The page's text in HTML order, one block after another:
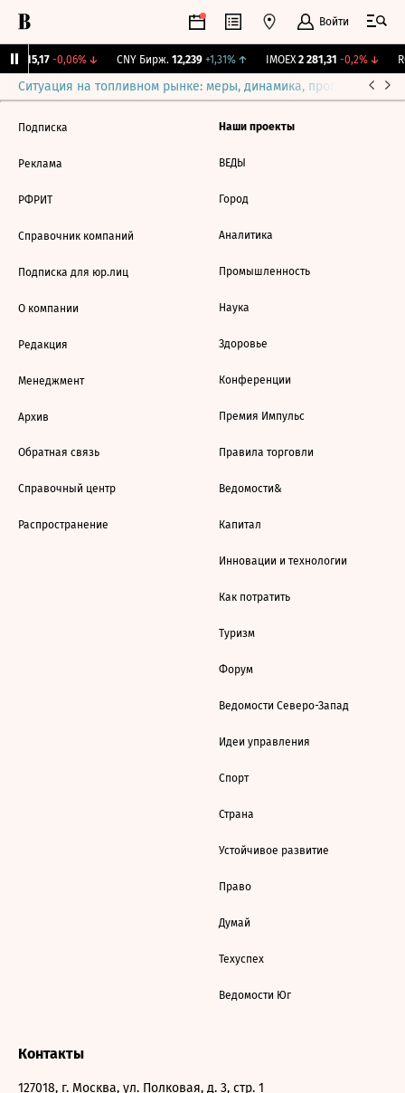
Войти
115,17 -0,06%↓ CNY Бирж. 12,239 +1,31%↑ IMOEX 2 281,31 -0,2%↓
Ситуация на топливном рынке: меры, динамика, прогнозы
Подписка
Реклама
РФРИТ
Справочник компаний
Подписка для юр.лиц
О компании
Редакция
Менеджмент
Архив
Обратная связь
Справочный центр
Распространение
Наши проекты
ВЕДЫ
Город
Аналитика
Промышленность
Наука
Здоровье
Конференции
Премия Импульс
Правила торговли
Ведомости&
Капитал
Инновации и технологии
Как потратить
Туризм
Форум
Ведомости Северо-Запад
Идеи управления
Спорт
Страна
Устойчивое развитие
Право
Думай
Техуспех
Ведомости Юг
Контакты
127018, г. Москва, ул. Полковая, д. 3, стр. 1